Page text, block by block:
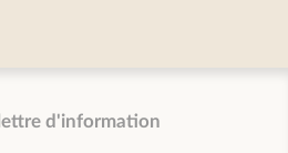
d'information